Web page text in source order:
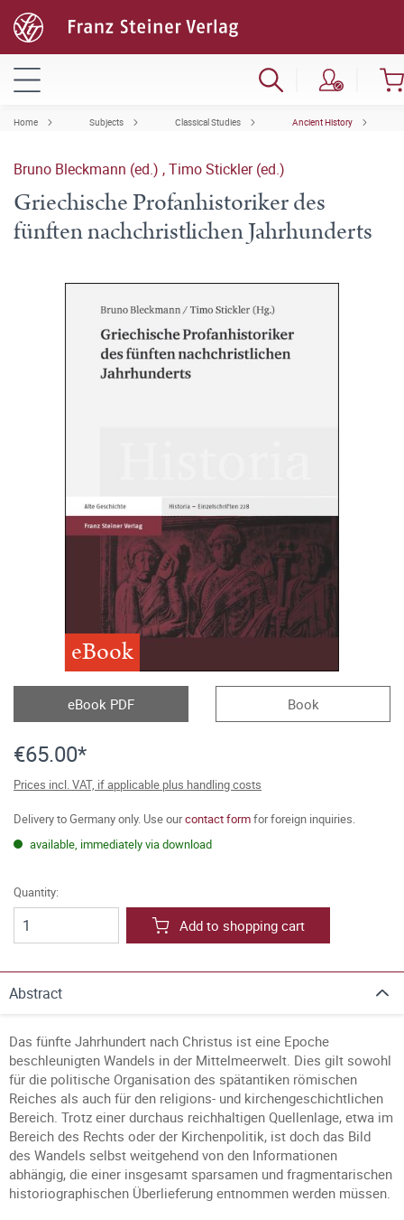
Home Subjects Classical Studies Ancient History
Bruno Bleckmann (ed.) ,Timo Stickler (ed.)
Griechische Profanhistoriker des
fünften nachchristlichen Jahrhunderts
eBook
eBook PDF Book
€65.00*
Prices incl. VAT, if applicable plus handling costs
Delivery to Germany only. Use ourcontact formfor foreign inquiries.
available, immediately via download
Quantity:
Add to shopping cart
Abstract
Das fünfte Jahrhundert nach Christus ist eine Epoche
beschleunigten Wandels in der Mittelmeerwelt. Dies gilt sowohl
für die politische Organisation des spätantiken römischen
Reiches als auch für den religions- und kirchengeschichtlichen
Bereich. Trotz einer durchaus reichhaltigen Quellenlage, etwa im
Bereich des Rechts oder der Kirchenpolitik, ist doch das Bild
des Wandels selbst weitgehend von den Informationen
abhängig, die einer insgesamt sparsamen und fragmentarischen
historiographischen Überlieferung entnommen werden müssen.